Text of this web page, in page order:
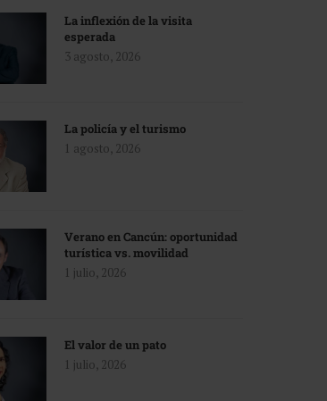
La inflexión de la visita
esperada
3 agosto, 2026
La policía y el turismo
1 agosto, 2026
Verano en Cancún: oportunidad
turística vs. movilidad
1 julio, 2026
El valor de un pato
1 julio, 2026